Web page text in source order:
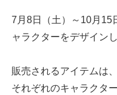
7月8日（土）～10月15
ャラクターをデザイン
販売されるアイテムは
それぞれのキャラクタ